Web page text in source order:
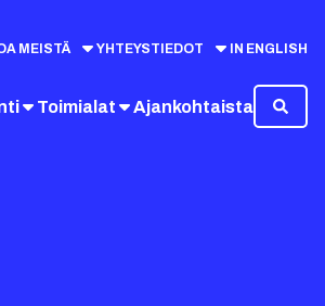
MEISTÄ YHTEYSTIEDOT IN ENGLISH
Toimialat Ajankohtaista